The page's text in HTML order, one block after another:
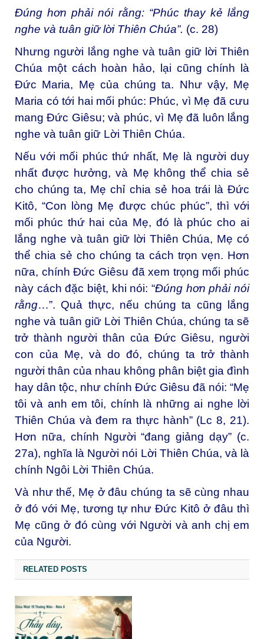
Đúng hơn phải nói rằng: “Phúc thay kẻ lắng
nghe và tuân giữ lời Thiên Chúa”. (c. 28)
Nhưng người lắng nghe và tuân giữ lời Thiên
Chúa một cách hoàn hảo, lại cũng chính là
Đức Maria, Mẹ của chúng ta. Như vậy, Mẹ
Maria có tới hai mối phúc: Phúc, vì Mẹ đã cưu
mang Đức Giêsu; và phúc, vì Mẹ đã luôn lắng
nghe và tuân giữ Lời Thiên Chúa.
Nếu với mối phúc thứ nhất, Mẹ là người duy
nhất được hưởng, và Mẹ không thể chia sẻ
cho chúng ta, Mẹ chỉ chia sẻ hoa trái là Đức
Kitô, “Con lòng Mẹ được chúc phúc”, thì với
mối phúc thứ hai của Mẹ, đó là phúc cho ai
lắng nghe và tuân giữ lời Thiên Chúa, Mẹ có
thể chia sẻ cho chúng ta cách trọn vẹn. Hơn
nữa, chính Đức Giêsu đã xem trọng mối phúc
này cách đặc biệt, khi nói: “Đúng hơn phải nói
rằng…”. Quả thực, nếu chúng ta cũng lắng
nghe và tuân giữ Lời Thiên Chúa, chúng ta sẽ
trở thành người thân của Đức Giêsu, người
con của Mẹ, và do đó, chúng ta trở thành
người thân của nhau không phân biệt gia đình
hay dân tộc, như chính Đức Giêsu đã nói: “Mẹ
tôi và anh em tôi, chính là những ai nghe lời
Thiên Chúa và đem ra thực hành” (Lc 8, 21).
Hơn nữa, chính Người “đang giảng dạy” (c.
27a), nghĩa là Người nói Lời Thiên Chúa, và là
chính Ngôi Lời Thiên Chúa.
Và như thế, Mẹ ở đâu chúng ta sẽ cùng nhau
ở đó với Mẹ, tương tự như Đức Kitô ở đâu thì
Mẹ cũng ở đó cùng với Người và anh chị em
của Người.
RELATED POSTS